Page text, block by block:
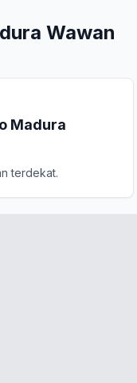
Wawan
Madura
terdekat.